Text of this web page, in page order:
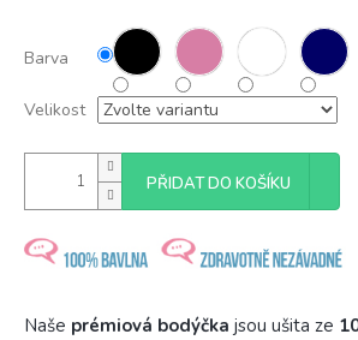
Barva
Velikost
PŘIDAT DO KOŠÍKU
Naše prémiová bodýčka jsou ušita ze